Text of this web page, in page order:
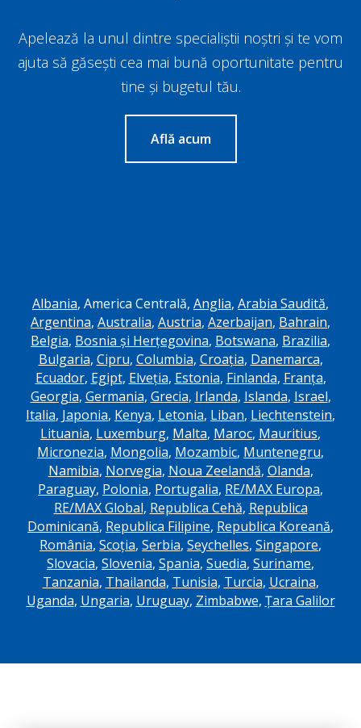
Apelează la unul dintre specialiștii noștri și te vom
ajuta să găsești cea mai bună oportunitate pentru
tine și bugetul tău.
Află acum
Albania, America Centrală, Anglia, Arabia Saudită,
Argentina, Australia, Austria, Azerbaijan, Bahrain,
Belgia, Bosnia și Herțegovina, Botswana, Brazilia,
Bulgaria, Cipru, Columbia, Croația, Danemarca,
Ecuador, Egipt, Elveția, Estonia, Finlanda, Franța,
Georgia, Germania, Grecia, Irlanda, Islanda, Israel,
Italia, Japonia, Kenya, Letonia, Liban, Liechtenstein,
Lituania, Luxemburg, Malta, Maroc, Mauritius,
Micronezia, Mongolia, Mozambic, Muntenegru,
Namibia, Norvegia, Noua Zeelandă, Olanda,
Paraguay, Polonia, Portugalia, RE/MAX Europa,
RE/MAX Global, Republica Cehă, Republica
Dominicană, Republica Filipine, Republica Koreană,
România, Scoția, Serbia, Seychelles, Singapore,
Slovacia, Slovenia, Spania, Suedia, Suriname,
Tanzania, Thailanda, Tunisia, Turcia, Ucraina,
Uganda, Ungaria, Uruguay, Zimbabwe, Țara Galilor